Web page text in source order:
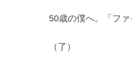
50歳の僕へ。「ファ
（了）